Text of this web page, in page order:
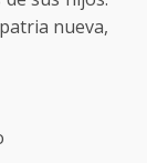
nueva,